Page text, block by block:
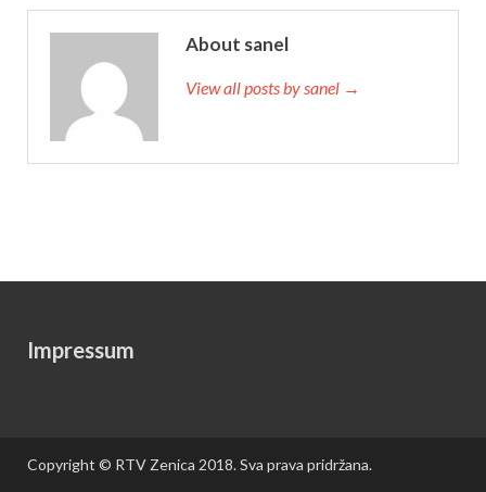
About sanel
View all posts by sanel →
Impressum
Copyright © RTV Zenica 2018. Sva prava pridržana.